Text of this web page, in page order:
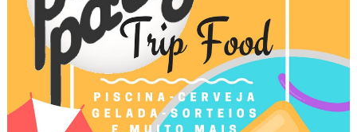
o
Amor
no
Carnaval